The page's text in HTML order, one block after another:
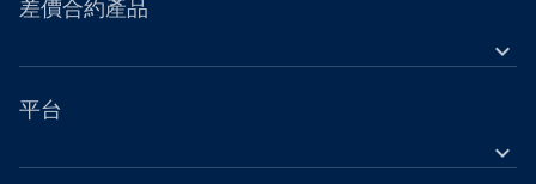
工具
差價合約產品
expand_more
外匯
平台
expand_more
OANDA 行動裝置